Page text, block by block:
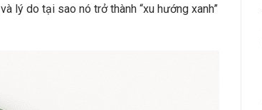
lý do tại sao nó trở thành “xu hướng xanh”